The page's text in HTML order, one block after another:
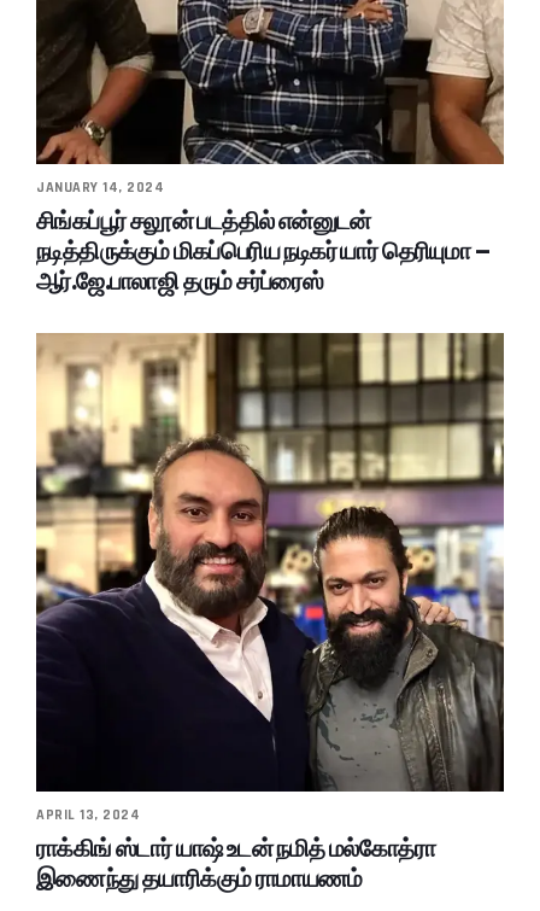
JANUARY 14, 2024
சிங்கப்பூர் சலூன் படத்தில் என்னுடன்
நடித்திருக்கும் மிகப்பெரிய நடிகர் யார் தெரியுமா –
ஆர்.ஜே.பாலாஜி தரும் சர்ப்ரைஸ்
APRIL 13, 2024
ராக்கிங் ஸ்டார் யாஷ் உடன் நமித் மல்கோத்ரா
இணைந்து தயாரிக்கும் ராமாயணம்